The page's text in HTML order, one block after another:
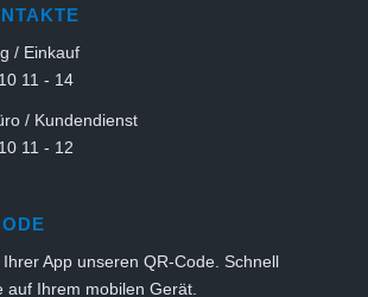
/ Einkauf
11 - 14
/ Kundendienst
11 - 12
App unseren QR-Code. Schnell
auf Ihrem mobilen Gerät.